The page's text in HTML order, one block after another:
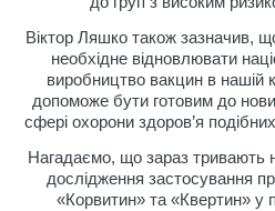
Віктор Ляшко також зазначив,
необхідне відновлювати
виробництво вакцин в нашій
допоможе бути готовим до
сфері охорони здоров’я
Нагадаємо, що зараз тривають
дослідження застосування
«Корвитин» та «Квертин» у